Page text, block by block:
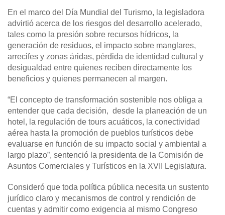
En el marco del Día Mundial del Turismo, la legisladora
advirtió acerca de los riesgos del desarrollo acelerado,
tales como la presión sobre recursos hídricos, la
generación de residuos, el impacto sobre manglares,
arrecifes y zonas áridas, pérdida de identidad cultural y
desigualdad entre quienes reciben directamente los
beneficios y quienes permanecen al margen.
“El concepto de transformación sostenible nos obliga a
entender que cada decisión, desde la planeación de un
hotel, la regulación de tours acuáticos, la conectividad
aérea hasta la promoción de pueblos turísticos debe
evaluarse en función de su impacto social y ambiental a
largo plazo”, sentenció la presidenta de la Comisión de
Asuntos Comerciales y Turísticos en la XVII Legislatura.
Consideró que toda política pública necesita un sustento
jurídico claro y mecanismos de control y rendición de
cuentas y admitir como exigencia al mismo Congreso